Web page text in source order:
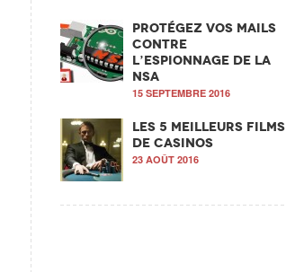
Protégez vos mails
contre
l’espionnage de la
NSA
15 SEPTEMBRE 2016
Les 5 meilleurs films
de casinos
23 AOÛT 2016